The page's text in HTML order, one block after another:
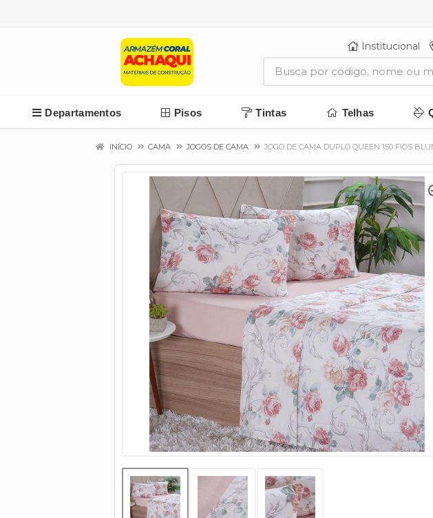
Institucional
Departamentos Pisos Tintas Telhas
INÍCIO CAMA JOGOS DE CAMA JOGO DE CAMA DUPLO QUEEN 150 FIOS